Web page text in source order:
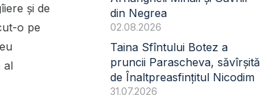
și de
o pe
al
din Negrea
02.08.2026
Taina Sfîntului Botez a
pruncii Parascheva, săvîrșită
de Înaltpreasfințitul Nicodim
31.07.2026